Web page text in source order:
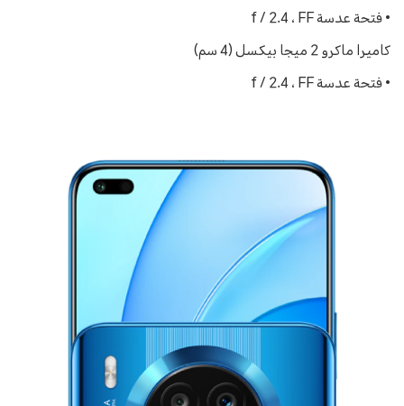
• فتحة عدسة f / 2.4 ، FF
كاميرا ماكرو 2 ميجا بيكسل (4 سم)
• فتحة عدسة f / 2.4 ، FF